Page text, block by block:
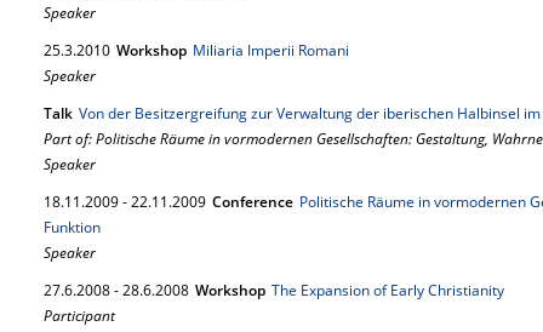
Speaker
25.3.2010 Workshop Miliaria Imperii Romani
Speaker
Talk Von der Besitzergreifung zur Verwaltung der iberischen Halbinsel
Part of: Politische Räume in vormodernen Gesellschaften: Gestaltung,
Speaker
18.11.2009-22.11.2009 Conference Politische Räume in vormodernen
Funktion
Speaker
27.6.2008-28.6.2008 Workshop The Expansion of Early Christianity
Participant